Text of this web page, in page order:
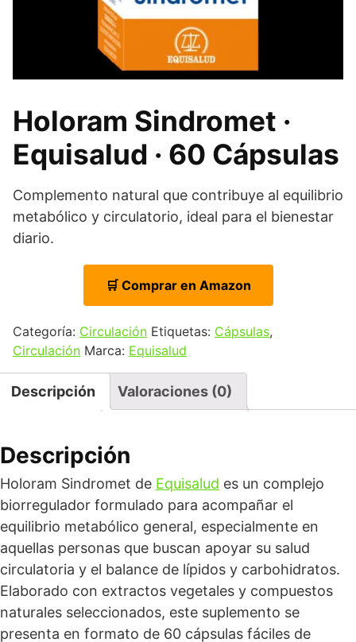
Holoram Sindromet ·
Equisalud · 60 Cápsulas
Complemento natural que contribuye al equilibrio
metabólico y circulatorio, ideal para el bienestar
diario.
🛒 Comprar en Amazon
Categoría: Circulación Etiquetas: Cápsulas,
Circulación Marca: Equisalud
Descripción Valoraciones (0)
Descripción
Holoram Sindromet de Equisalud es un complejo
biorregulador formulado para acompañar el
equilibrio metabólico general, especialmente en
aquellas personas que buscan apoyar su salud
circulatoria y el balance de lípidos y carbohidratos.
Elaborado con extractos vegetales y compuestos
naturales seleccionados, este suplemento se
presenta en formato de 60 cápsulas fáciles de